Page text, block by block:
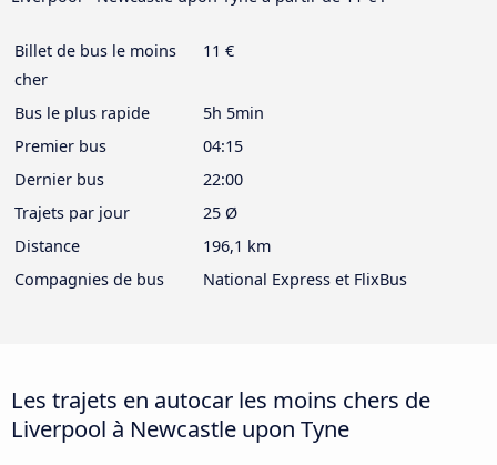
Billet de bus le moins
cher
11 €
Bus le plus rapide
5h 5min
Premier bus
04:15
Dernier bus
22:00
Trajets par jour
25 Ø
Distance
196,1 km
Compagnies de bus
National Express et FlixBus
Les trajets en autocar les moins chers de
Liverpool à Newcastle upon Tyne